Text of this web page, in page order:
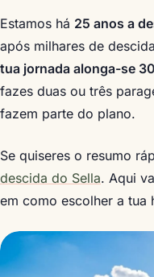
Estamos há 25 anos a
após milhares de
tua jornada alonga-se
fazes duas ou três
fazem parte do plano.
Se quiseres o resumo
descida do Sella. Aqui
em como escolher a tua